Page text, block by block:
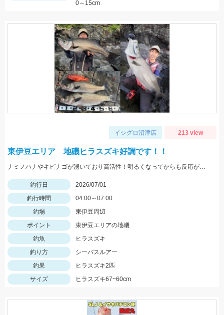
0～15cm
イシグロ沼津店 213 view
東伊豆エリア 地磯ヒラスズキ好調です！！
ナミノハナやキビナゴが湧いており高活性！明るくなってからも反応がありました。
釣行日
2026/07/01
釣行時間
04:00～07:00
釣場
東伊豆周辺
ポイント
東伊豆エリアの地磯
釣魚
ヒラスズキ
釣り方
シーバスルアー
釣果
ヒラスズキ2匹
サイズ
ヒラスズキ67~60cm